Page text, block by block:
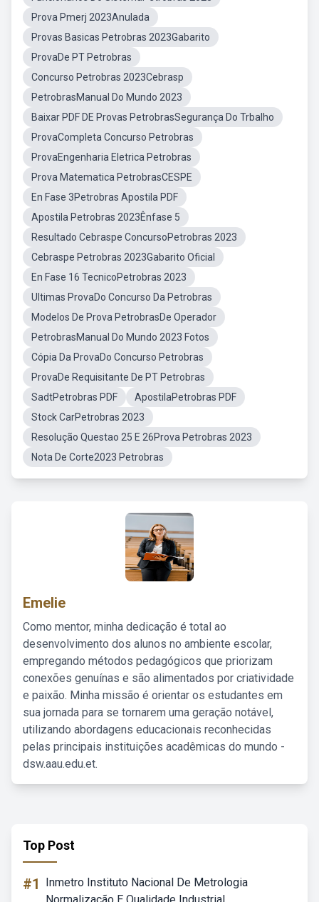
Prova Pmerj 2023Anulada
Provas Basicas Petrobras 2023Gabarito
ProvaDe PT Petrobras
Concurso Petrobras 2023Cebrasp
PetrobrasManual Do Mundo 2023
Baixar PDF DE Provas PetrobrasSegurança Do Trbalho
ProvaCompleta Concurso Petrobras
ProvaEngenharia Eletrica Petrobras
Prova Matematica PetrobrasCESPE
En Fase 3Petrobras Apostila PDF
Apostila Petrobras 2023Ênfase 5
Resultado Cebraspe ConcursoPetrobras 2023
Cebraspe Petrobras 2023Gabarito Oficial
En Fase 16 TecnicoPetrobras 2023
Ultimas ProvaDo Concurso Da Petrobras
Modelos De Prova PetrobrasDe Operador
PetrobrasManual Do Mundo 2023 Fotos
Cópia Da ProvaDo Concurso Petrobras
ProvaDe Requisitante De PT Petrobras
SadtPetrobras PDF
ApostilaPetrobras PDF
Stock CarPetrobras 2023
Resolução Questao 25 E 26Prova Petrobras 2023
Nota De Corte2023 Petrobras
Emelie
Como mentor, minha dedicação é total ao
desenvolvimento dos alunos no ambiente escolar,
empregando métodos pedagógicos que priorizam
conexões genuínas e são alimentados por criatividade
e paixão. Minha missão é orientar os estudantes em
sua jornada para se tornarem uma geração notável,
utilizando abordagens educacionais reconhecidas
pelas principais instituições acadêmicas do mundo -
dsw.aau.edu.et.
Top Post
#1
Inmetro Instituto Nacional De Metrologia